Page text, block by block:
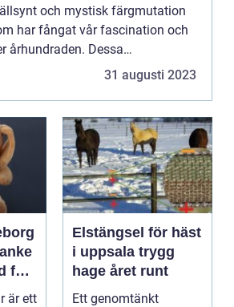
och mystisk färgmutation
har fångat vår fascination och
århundraden. Dessa
har en unik vit pälsfärg som
31 augusti 2023
för
är ett
Elstängsel för häst
i uppsala trygg
hage året runt
Ett genomtänkt